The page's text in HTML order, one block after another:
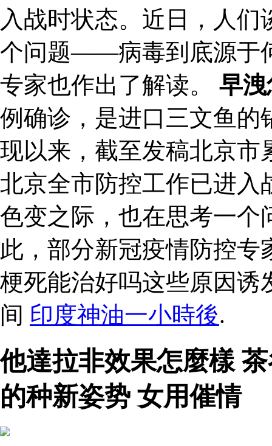
入战时状态。近日，人
个问题——病毒到底源于
专家也作出了解读。 早
例确诊，是进口三文鱼的
现以来，截至发稿北京市
北京全市防控工作已进入
色变之际，也在思考一
此，部分新冠疫情防控
梗死能治好吗这些原因诱
间 印度神油一小時後.
他達拉非效果怎麼樣
的种新姿势 女用催情